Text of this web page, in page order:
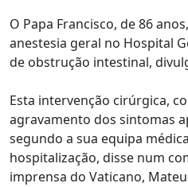
O Papa Francisco, de 86
anestesia geral no Hospital
de obstrução intestinal,
Esta intervenção cirúrgica,
agravamento dos sintomas
segundo a sua equipa
hospitalização, disse num
imprensa do Vaticano,